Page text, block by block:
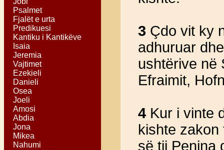
Psalmet
Fjalët e urta
Predikuesi
Kantiku i Kantikëve
Isaia
Jeremia
Vajtimet
Ezekieli
Danieli
Osea
Joeli
Amosi
Abdia
Jona
Mikea
Nahumi
3 Çdo vit ky
adhuruar
ushtërive në
Efraimit,
4Kur i vinte
kishte zakon
së tij Penina